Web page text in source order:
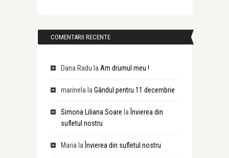
COMENTARII RECENTE
Dana Radu la Am drumul meu !
marinela la Gândul pentru 11 decembrie
Simona Liliana Soare la Învierea din
sufletul nostru
Maria la Învierea din sufletul nostru